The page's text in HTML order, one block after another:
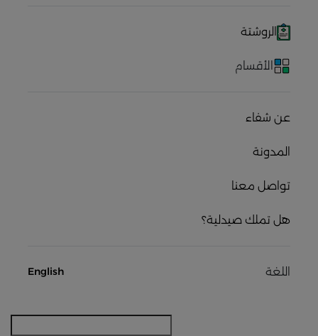
الروشتة
الأقسام
عن شفاء
المدونة
تواصل معنا
هل تملك صيدلية؟
اللغة English